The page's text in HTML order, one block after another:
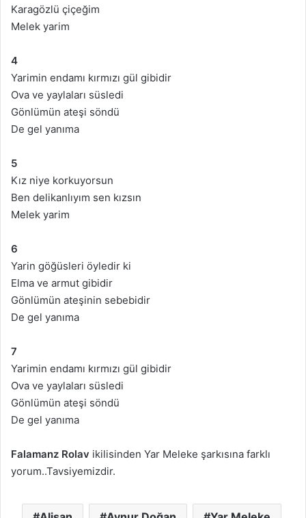
Karagözlü çiçeğim
Melek yarim
4
Yarimin endamı kırmızı gül gibidir
Ova ve yaylaları süsledi
Gönlümün ateşi söndü
De gel yanıma
5
Kız niye korkuyorsun
Ben delikanlıyım sen kızsın
Melek yarim
6
Yarin göğüsleri öyledir ki
Elma ve armut gibidir
Gönlümün ateşinin sebebidir
De gel yanıma
7
Yarimin endamı kırmızı gül gibidir
Ova ve yaylaları süsledi
Gönlümün ateşi söndü
De gel yanıma
Falamanz Rolav ikilisinden Yar Meleke şarkısına farklı
yorum..Tavsiyemizdir.